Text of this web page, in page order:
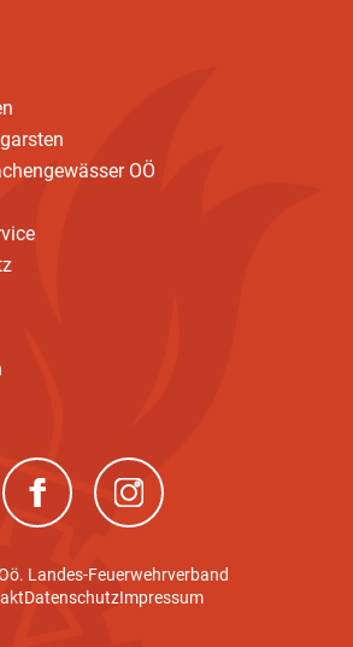
OÖ
(neues Fenster)(neues Fenster)
Landes-Feuerwehrverband
DatenschutzImpressum